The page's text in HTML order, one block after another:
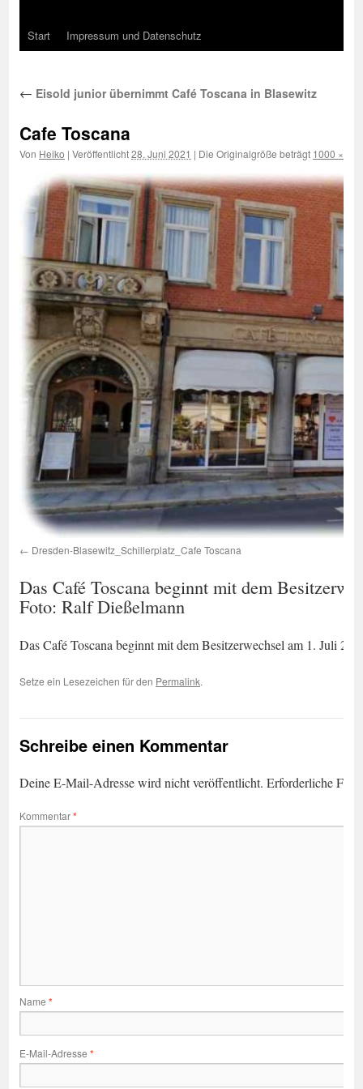
Start Impressum und Datenschutz
← Eisold junior übernimmt Café Toscana in Blasewitz
Cafe Toscana
Von Heiko | Veröffentlicht28. Juni 2021 | Die Originalgröße beträgt 1000 × 500
Dresden-Blasewitz_Schillerplatz_Cafe Toscana
Das Café Toscana beginnt mit dem
Foto: Ralf Dießelmann
Das Café Toscana beginnt mit dem Besitzerwechsel am 1. Juli
Setze ein Lesezeichen für den Permalink.
Schreibe einen Kommentar
Deine E-Mail-Adresse wird nicht veröffentlicht. Erforderliche
Kommentar*
Name *
E-Mail-Adresse *